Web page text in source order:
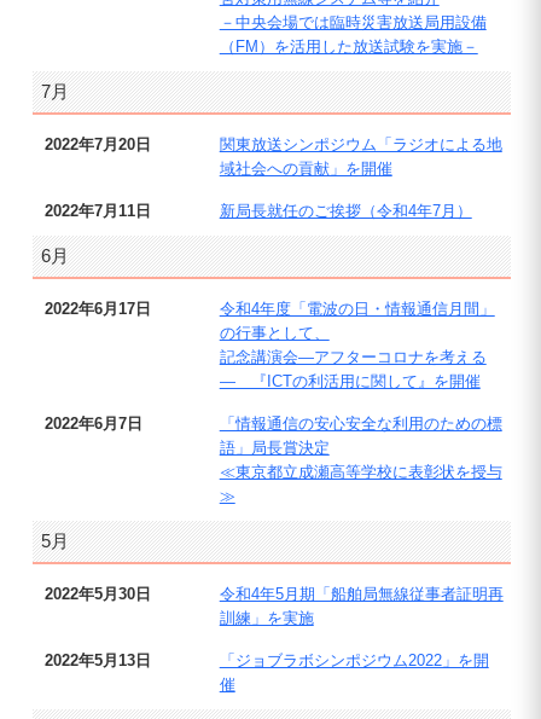
－中央会場では臨時災害放送局用設備
（FM）を活用した放送試験を実施－
7月
2022年7月20日
関東放送シンポジウム「ラジオによる地
域社会への貢献」を開催
2022年7月11日 新局長就任のご挨拶（令和4年7月）
6月
2022年6月17日
令和4年度「電波の日・情報通信月間」
の行事として、
記念講演会―アフターコロナを考える
― 『ICTの利活用に関して』を開催
2022年6月7日
「情報通信の安心安全な利用のための標
語」局長賞決定
≪東京都立成瀬高等学校に表彰状を授与
≫
5月
2022年5月30日
令和4年5月期「船舶局無線従事者証明再
訓練」を実施
2022年5月13日
「ジョブラボシンポジウム2022」を開
催